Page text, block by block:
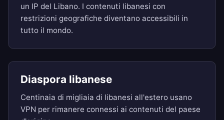
un IP del Libano. I contenuti libanesi con
restrizioni geografiche diventano accessibili in
tutto il mondo.
Diaspora libanese
Centinaia di migliaia di libanesi all'estero usano
VPN per rimanere connessi ai contenuti del paese